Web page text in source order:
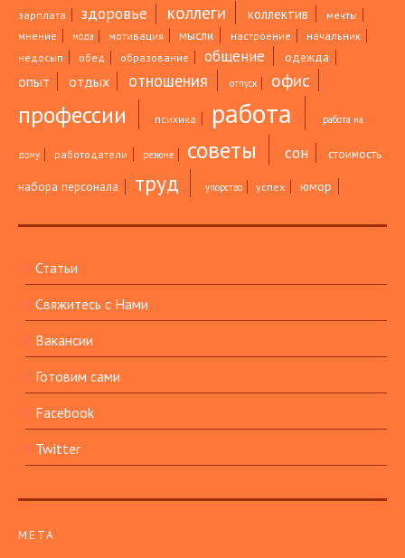
зарплата здоровье коллеги коллектив
мечты
мнение
мода мотивация мысли настроение
начальник
недосып
обед образование общение одежда
опыт отдых отношения отпуск офис
профессии психика работа работа на
дому работодатели резюме советы сон стоимость
набора персонала труд упорство успех юмор
Статьи
Свяжитесь с Нами
Вакансии
Готовим сами
Facebook
Twitter
МЕТА